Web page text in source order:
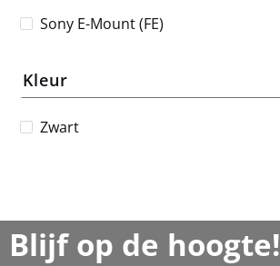
Sony E-Mount (FE)
Kleur
Zwart
Blijf op de hoogte!